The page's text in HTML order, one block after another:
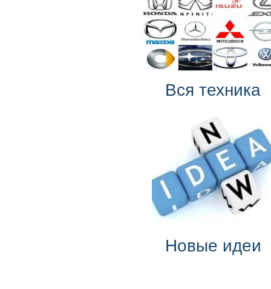
Вся техника
Новые идеи